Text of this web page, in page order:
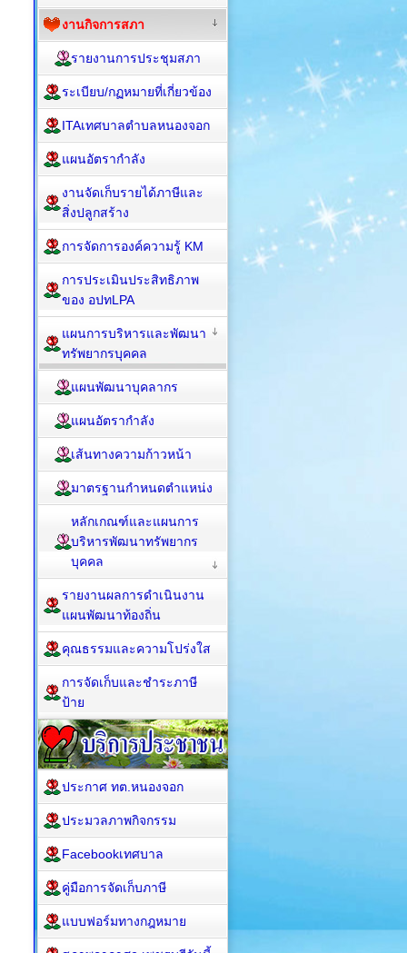
งานกิจการสภา
รายงานการประชุมสภา
ระเบียบ/กฏหมายที่เกี่ยวข้อง
ITAเทศบาลตำบลหนองจอก
แผนอัตรากำลัง
งานจัดเก็บรายได้ภาษีและ
สิ่งปลูกสร้าง
การจัดการองค์ความรู้ KM
การประเมินประสิทธิภาพ
ของ อปทLPA
แผนการบริหารและพัฒนา
ทรัพยากรบุคคล
แผนพัฒนาบุคลากร
แผนอัตรากำลัง
เส้นทางความก้าวหน้า
มาตรฐานกำหนดตำแหน่ง
หลักเกณฑ์และแผนการ
บริหารพัฒนาทรัพยากร
บุคคล
รายงานผลการดำเนินงาน
แผนพัฒนาท้องถิ่น
คุณธรรมและความโปร่งใส
การจัดเก็บและชำระภาษี
ป้าย
ประกาศ ทต.หนองจอก
ประมวลภาพกิจกรรม
Facebookเทศบาล
คู่มือการจัดเก็บภาษี
แบบฟอร์มทางกฎหมาย